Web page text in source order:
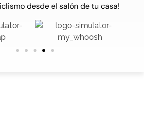
desde el salón de tu casa!